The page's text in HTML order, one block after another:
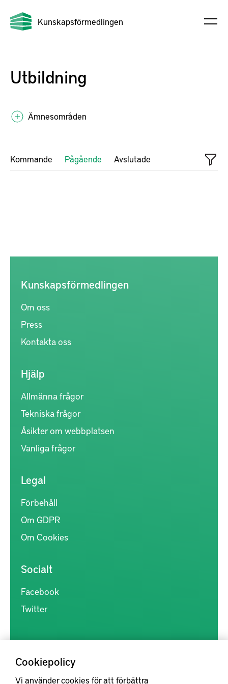
Kunskapsförmedlingen
Utbildning
Ämnesområden
Kommande Pågående Avslutade
Cookiepolicy
Vi använder cookies för att förbättra
Kunskapsförmedlingen
Om oss
Press
Kontakta oss
Hjälp
Allmänna frågor
Tekniska frågor
Åsikter om webbplatsen
Vanliga frågor
Legal
Förbehåll
Om GDPR
Om Cookies
Socialt
Facebook
Twitter